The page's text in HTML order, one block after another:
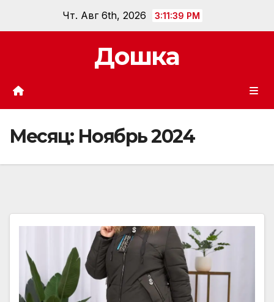
Чт. Авг 6th, 2026 3:11:41 PM
Дошка
Месяц: Ноябрь 2024